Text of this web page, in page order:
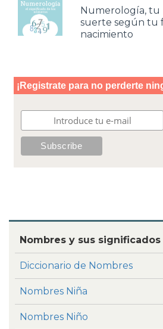
Numerología, tu
suerte según tu
nacimiento
Nombres y sus significados
Diccionario de Nombres
Nombres Niña
Nombres Niño